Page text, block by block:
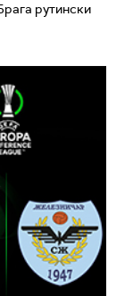
рутински